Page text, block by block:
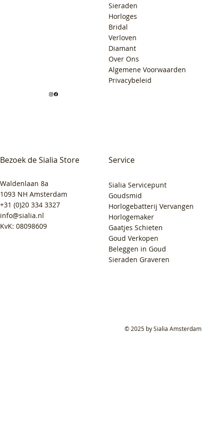
Bezoek de Sialia Store
Waldenlaan 8a
1093 NH Amsterdam
+31 (0)20 334 3327
info@sialia.nl
KvK: 08098609
Sieraden
Horloges
Bridal
Verloven
Diamant
Over Ons
Algemene Voorwaarden
Privacybeleid
Service
Sialia Servicepunt
Goudsmid
Horlogebatterij Vervangen
Horlogemaker
Gaatjes Schieten
Goud Verkopen
Beleggen in Goud
Sieraden Graveren
© 2025 by Sialia Amsterdam